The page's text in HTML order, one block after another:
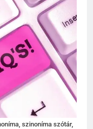
szinoníma szótár,